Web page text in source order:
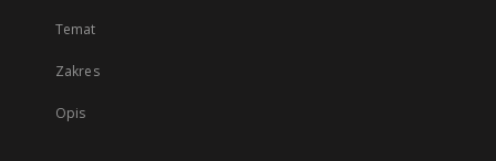
Temat
Zakres
Opis